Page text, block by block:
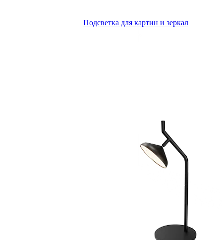
Подсветка для картин и зеркал